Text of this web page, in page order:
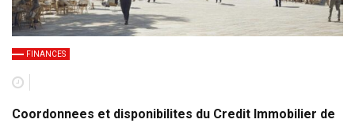
FINANCES
Coordonnees et disponibilites du Credit Immobilier de